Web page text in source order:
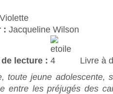
Violette
: Jacqueline Wilson
lecture :
Livre à
toute jeune adolescente,
entre les préjugés des